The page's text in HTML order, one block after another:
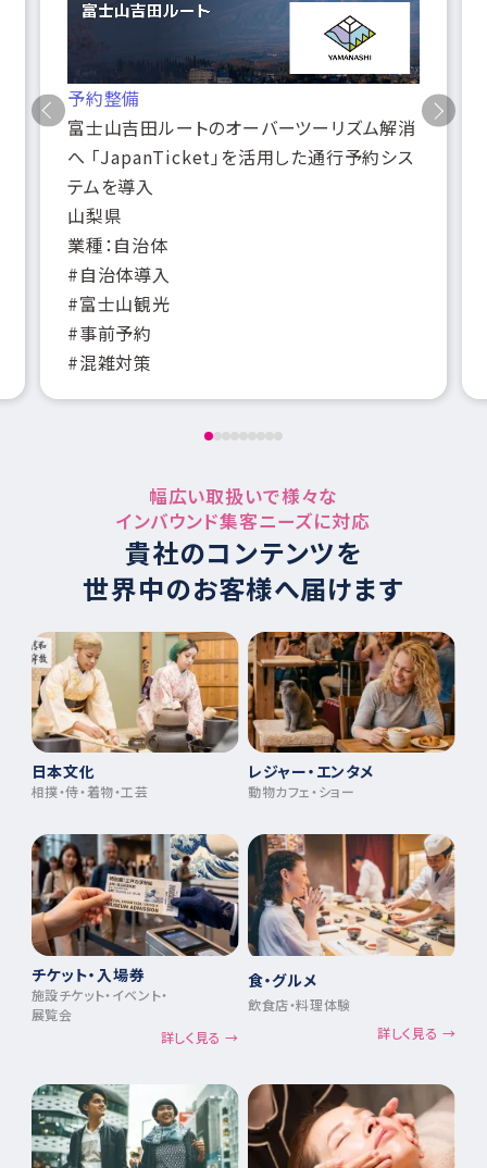
予約整備
富士山吉田ルートのオーバーツーリズム解消
へ 「JapanTicket」を活用した通行予約シス
テムを導入
山梨県
業種：自治体
#自治体導入
#富士山観光
#事前予約
#混雑対策
幅広い取扱いで様々な
インバウンド集客ニーズに対応
貴社のコンテンツを
世界中のお客様へ届けます
日本文化
相撲・侍・着物・工芸
レジャー・エンタメ
動物カフェ・ショー
チケット・入場券
施設チケット・イベント・
展覧会
詳しく見る →
食・グルメ
飲食店・料理体験
詳しく見る →